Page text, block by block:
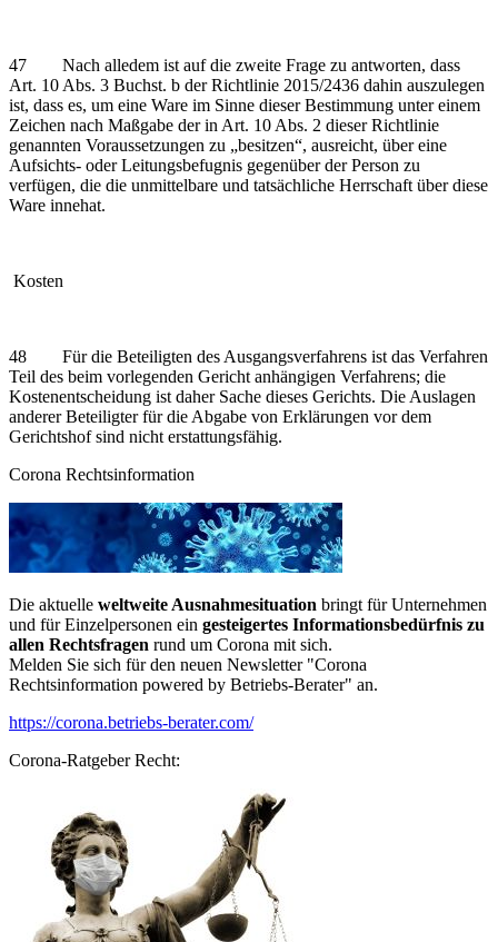
47 Nach alledem ist auf die zweite Frage zu antworten, dass
Art. 10 Abs. 3 Buchst. b der Richtlinie 2015/2436 dahin auszulegen
ist, dass es, um eine Ware im Sinne dieser Bestimmung unter einem
Zeichen nach Maßgabe der in Art. 10 Abs. 2 dieser Richtlinie
genannten Voraussetzungen zu „besitzen“, ausreicht, über eine
Aufsichts- oder Leitungsbefugnis gegenüber der Person zu
verfügen, die die unmittelbare und tatsächliche Herrschaft über diese
Ware innehat.
Kosten
48 Für die Beteiligten des Ausgangsverfahrens ist das Verfahren
Teil des beim vorlegenden Gericht anhängigen Verfahrens; die
Kostenentscheidung ist daher Sache dieses Gerichts. Die Auslagen
anderer Beteiligter für die Abgabe von Erklärungen vor dem
Gerichtshof sind nicht erstattungsfähig.
Corona Rechtsinformation
Die aktuelle weltweite Ausnahmesituation bringt für Unternehmen
und für Einzelpersonen ein gesteigertes Informationsbedürfnis zu
allen Rechtsfragen rund um Corona mit sich.
Melden Sie sich für den neuen Newsletter "Corona
Rechtsinformation powered by Betriebs-Berater" an.
https://corona.betriebs-berater.com/
Corona-Ratgeber Recht: